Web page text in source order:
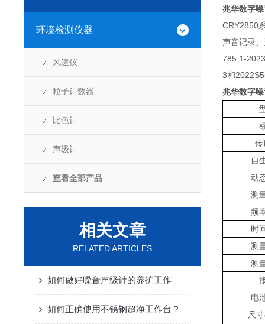
环境检测仪器
风速仪
粒子计数器
比色计
声级计
查看全部产品
相关文章
RELATED ARTICLES
如何做好噪音声级计的养护工作
如何正确使用不锈钢超净工作台？
兆华数字
CRY2850
声音记录
785.1-
3和
兆华数字
传
自
动
测
频
时
测
测
电
尺